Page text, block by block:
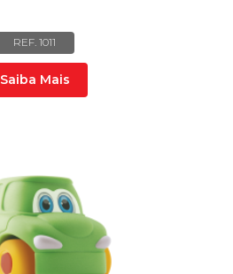
REF. 1011
Saiba Mais